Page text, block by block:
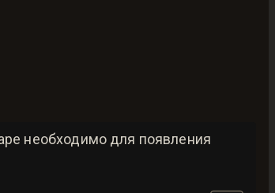
необходимо для появления